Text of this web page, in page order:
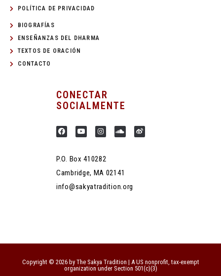
POLÍTICA DE PRIVACIDAD
BIOGRAFÍAS
ENSEÑANZAS DEL DHARMA
TEXTOS DE ORACIÓN
CONTACTO
CONECTAR
SOCIALMENTE
P.O. Box 410282
Cambridge, MA 02141
info@sakyatradition.org
Copyright © 2026 by The Sakya Tradition | A US nonprofit, tax-exempt
organization under Section 501(c)(3)